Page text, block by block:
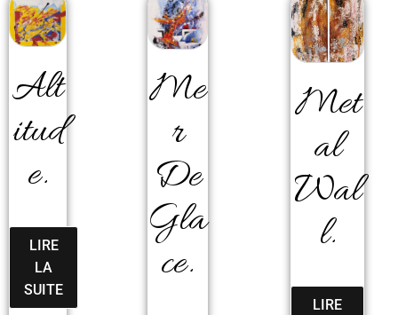
Alt
Itud
E.
LIRE
LA
SUITE
Me
R
De
Gla
Ce.
Met
Al
Wal
L.
LIRE